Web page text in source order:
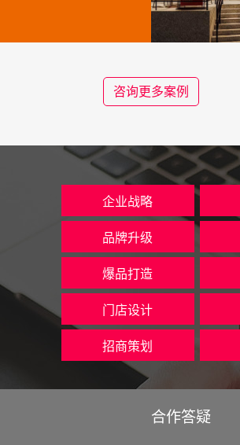
咨询更多案例
企业战略
品牌升级
爆品打造
门店设计
招商策划
合作答疑